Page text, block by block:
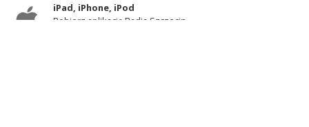
iPad, iPhone, iPod
Pobierz aplikację Radia Szczecin